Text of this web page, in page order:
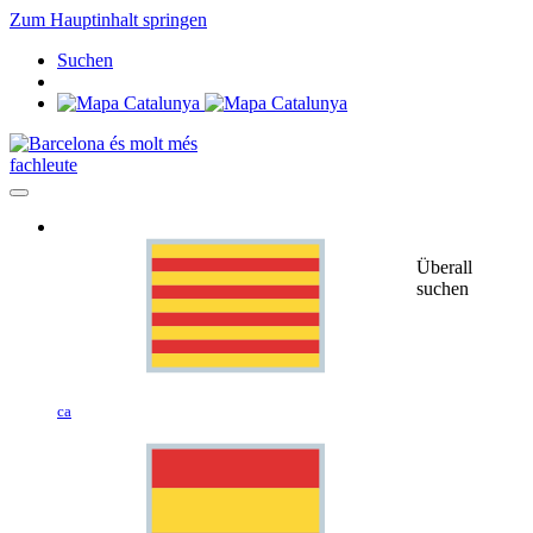
Zum Hauptinhalt springen
Suchen
fachleute
ca
Überall
suchen